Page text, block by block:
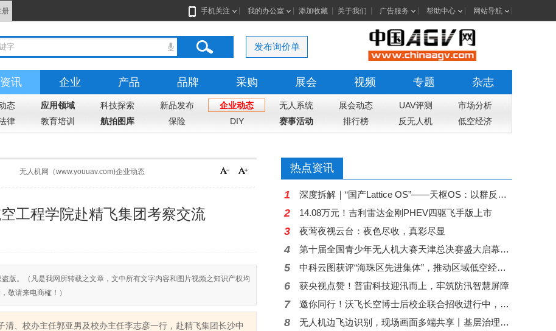
册 手机关注 我的办公室 添加收藏 关于我们 广告服务 帮助中心 网站导航
发布询价单
资讯 企业 产品 品牌 采购 展会 视频 专题 杂志
态 应用领域 科技探索 新品发布 企业动态 无人系统 展会动态 UAV评测
市场分析
律 教育培训 航拍图库 保险 DIY 赛事活动 排行榜 反无人机 低空经济
无人机网（www.youuav.com)企业动态
工程学院赴精飞集团考察交流
版。（凡是我网所转载之文章，文中所有文字内容和图片视频之知识产权均
敬请来电商榷！）
、校办主任郭亚男及校办主任李志彦一行，赴精飞集团长沙中
热点资讯
1 深度拆解｜“国产Lattice OS”——天枢OS：以群反群，构建中国自主低空反无人机蜂群作战体系
2 14.08万元！吉利雷达金刚PHEV四驱飞手版上市
3 夜莺夜视云台：夜色尽收，真彩尽显
4 第十届全国青少年无人机大赛天津总决赛盛大启幕，高巨创新五大核心赛项赋能科创舞台
5 中科云图获评“海珠区先进集体”，推动区域低空经济从示范走向常态
6 获央视点赞！普宙科技迎汛而上，牢筑防汛智慧屏障
7 邀你同行！沃飞长空博士后校企联合招收进行中，共筑低空人才高地
8 无人机边飞边识别，现场画面多端共享丨基层治理问题秒级响应